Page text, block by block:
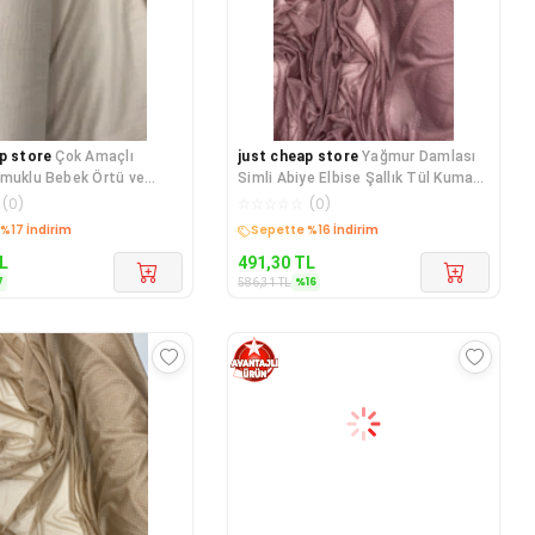
store Çok Amaçlı
Bebek Örtü ve
Müslin B
(0)
just cheap store Yağmur Damlası
Simli Abiye Elbise Şallık Tül Kumaş
Koyu Gül Kurus
(0)
Kargo Bedava
491,30 TL
586,31TL %16